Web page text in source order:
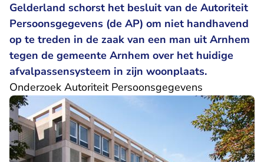
Gelderland schorst het besluit van de Autoriteit
Persoonsgegevens (de AP) om niet handhavend
op te treden in de zaak van een man uit Arnhem
tegen de gemeente Arnhem over het huidige
afvalpassensysteem in zijn woonplaats.
Onderzoek Autoriteit Persoonsgegevens